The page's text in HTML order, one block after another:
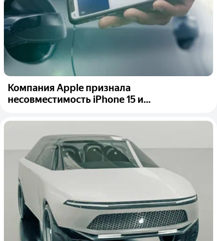
Компания Apple признала
несовместимость iPhone 15 и...